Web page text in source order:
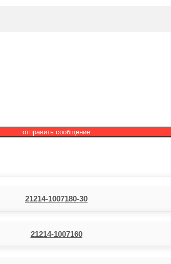
отправить сообщение
21214-1007180-30
21214-1007160